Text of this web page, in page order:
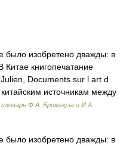
было изобретено дважды: в
Китае книгопечатание
Documents sur l art d
источникам между
Ф.А. Брокгауза и И.А.
было изобретено дважды: в